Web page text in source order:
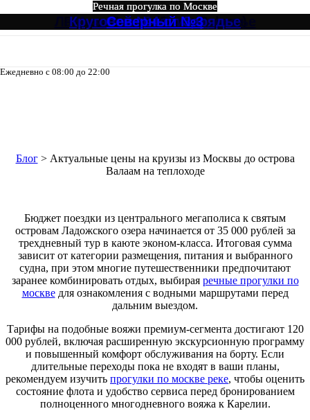
Ежедневно с 08:00 до 22:00
Блог> Актуальные цены на круизы из Москвы до острова
Валаам на теплоходе
Бюджет поездки из центрального мегаполиса к святым
островам Ладожского озера начинается от 35 000 рублей за
трехдневный тур в каюте эконом-класса. Итоговая сумма
зависит от категории размещения, питания и выбранного
судна, при этом многие путешественники предпочитают
заранее комбинировать отдых, выбирая речные прогулки по
москведля ознакомления с водными маршрутами перед
дальним выездом.
Тарифы на подобные вояжи премиум-сегмента достигают 120
000 рублей, включая расширенную экскурсионную программу
и повышенный комфорт обслуживания на борту. Если
длительные переходы пока не входят в ваши планы,
рекомендуем изучить прогулки по москве реке, чтобы оценить
состояние флота и удобство сервиса перед бронированием
полноценного многодневного вояжа к Карелии.
Речная прогулка по Москве
Ривер Палас (River Palace)
Речная прогулка по Москве
Лагуна, Кристалл от Зарядье
Речная прогулка по Москве
Музыкальный экспресс
Речная прогулка по Москве
Огни Столицы
Речная прогулка по Москве
Круговой №4 от Зарядье
Речная прогулка по Москве
Северный №3